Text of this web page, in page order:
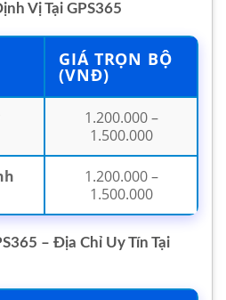
Vị Tại GPS365
GIÁ TRỌN BỘ
(VNĐ)
1.200.000 –
1.500.000
1.200.000 –
1.500.000
– Địa Chỉ Uy Tín Tại